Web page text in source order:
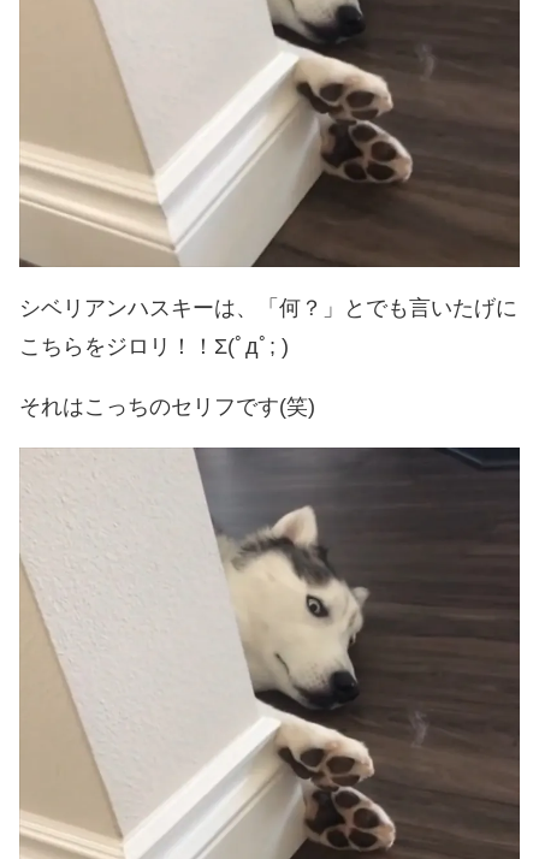
シベリアンハスキーは、「何？」とでも言いたげに
こちらをジロリ！！Σ(ﾟдﾟ; )
それはこっちのセリフです(笑)